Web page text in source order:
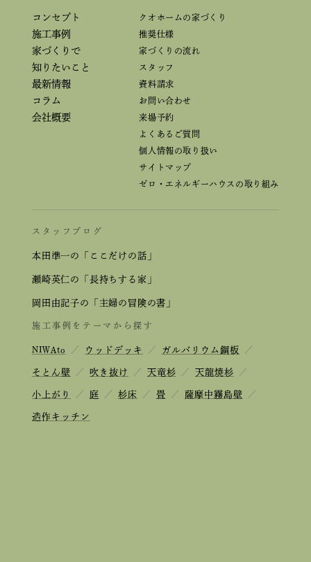
コンセプト
施工事例
家づくりで
知りたいこと
最新情報
コラム
会社概要
クオホームの家づくり
推奨仕様
家づくりの流れ
スタッフ
資料請求
お問い合わせ
来場予約
よくあるご質問
個人情報の取り扱い
サイトマップ
ゼロ・エネルギーハウスの取り組み
スタッフブログ
本田準一の「ここだけの話」
瀬崎英仁の「長持ちする家」
岡田由記子の「主婦の冒険の書」
施工事例をテーマから探す
NIWAto ／ ウッドデッキ ／ ガルバリウム鋼板 ／
そとん壁 ／ 吹き抜け ／ 天竜杉 ／ 天龍焼杉 ／
小上がり ／ 庭 ／ 杉床 ／ 畳 ／ 薩摩中霧島壁 ／
造作キッチン